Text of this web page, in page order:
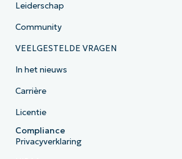
Leiderschap
Community
VEELGESTELDE VRAGEN
In het nieuws
Carrière
Licentie
Compliance
Privacyverklaring